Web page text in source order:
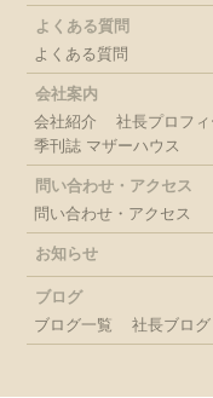
よくある質問
よくある質問
会社案内
会社紹介
社長プロフ
季刊誌 マザーハウス
問い合わせ・アクセス
問い合わせ・アクセス
お知らせ
ブログ
ブログ一覧
社長ブログ